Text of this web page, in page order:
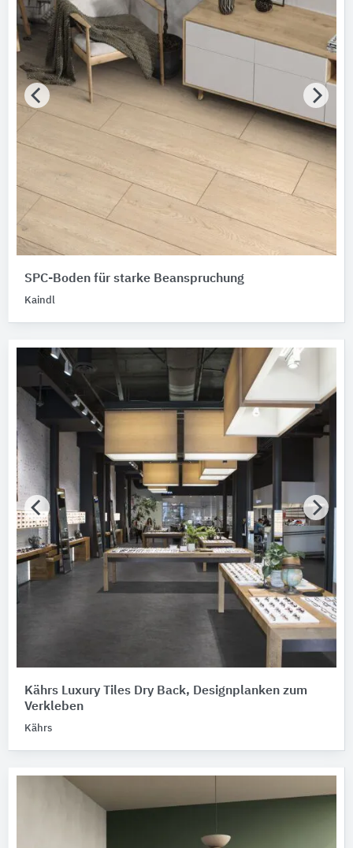
SPC-Boden für starke Beanspruchung
Kaindl
Kährs Luxury Tiles Dry Back, Designplanken zum
Verkleben
Kährs